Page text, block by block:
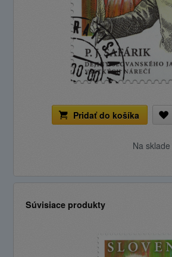
Pridať do košíka
Na sklade
Súvisiace produkty